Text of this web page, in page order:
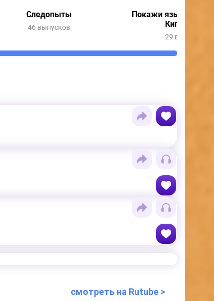
Следопыты
46 выпусков
Покажи язык с
Кипятошей
29 выпусков
смотреть на Rutube >